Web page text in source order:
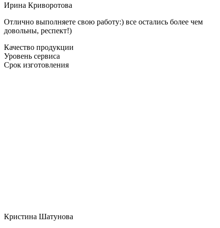
Ирина Криворотова
Отлично выполняете свою работу:) все остались более чем
довольны, респект!)
Качество продукции
Уровень сервиса
Срок изготовления
Кристина Шатунова